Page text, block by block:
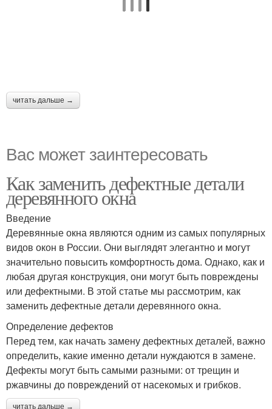
читать дальше →
Вас может заинтересовать
Как заменить дефектные детали
деревянного окна
Введение
Деревянные окна являются одним из самых популярных
видов окон в России. Они выглядят элегантно и могут
значительно повысить комфортность дома. Однако, как и
любая другая конструкция, они могут быть повреждены
или дефектными. В этой статье мы рассмотрим, как
заменить дефектные детали деревянного окна.
Определение дефектов
Перед тем, как начать замену дефектных деталей, важно
определить, какие именно детали нуждаются в замене.
Дефекты могут быть самыми разными: от трещин и
ржавчины до повреждений от насекомых и грибков.
читать дальше →